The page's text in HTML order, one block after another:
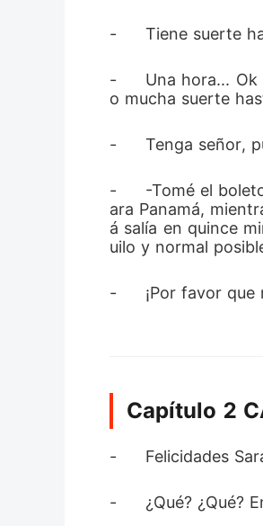
-	Tiene suerte
-	Una hora... Ok perfecto, -le di mi pasaporte con nerviosismo, sonreía cada tanto para que no se me notara, ya había tenid
o mucha suerte
-	Tenga señor,
-	-Tomé el boleto sorprendido, asentí y sonreí- Gracias señorita –Camine hasta otra aerolínea y decidí comprar otro boleto p
ara Panamá,
á salía en quince
uilo y normal
-	¡Por favor
Capítulo 2
-	Felicidades
-	¿Qué?